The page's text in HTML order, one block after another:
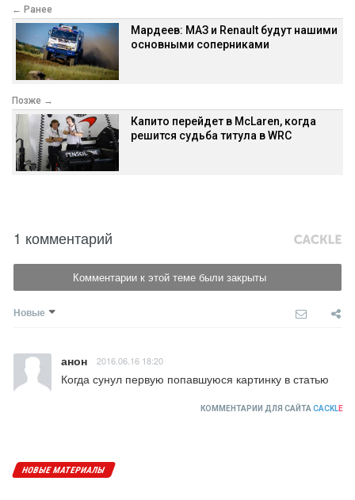
← Ранее
Мардеев: МАЗ и Renault будут нашими
основными соперниками
Позже →
Капито перейдет в McLaren, когда
решится судьба титула в WRC
1 комментарий
Комментарии к этой теме были закрыты
Новые
анон 2016.06.16 18:20
Когда сунул первую попавшуюся картинку в статью
КОММЕНТАРИИ ДЛЯ САЙТА CACKLE
НОВЫЕ МАТЕРИАЛЫ